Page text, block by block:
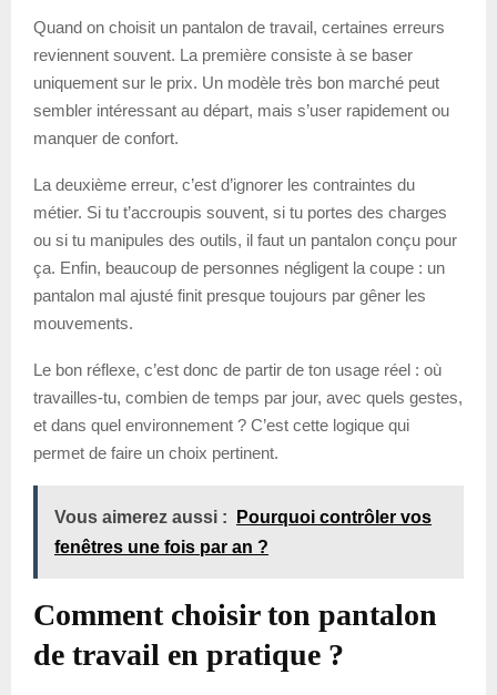
Quand on choisit un pantalon de travail, certaines erreurs
reviennent souvent. La première consiste à se baser
uniquement sur le prix. Un modèle très bon marché peut
sembler intéressant au départ, mais s’user rapidement ou
manquer de confort.
La deuxième erreur, c’est d’ignorer les contraintes du
métier. Si tu t’accroupis souvent, si tu portes des charges
ou si tu manipules des outils, il faut un pantalon conçu pour
ça. Enfin, beaucoup de personnes négligent la coupe : un
pantalon mal ajusté finit presque toujours par gêner les
mouvements.
Le bon réflexe, c’est donc de partir de ton usage réel : où
travailles-tu, combien de temps par jour, avec quels gestes,
et dans quel environnement ? C’est cette logique qui
permet de faire un choix pertinent.
Vous aimerez aussi :
Pourquoi contrôler vos
fenêtres une fois par an ?
Comment choisir ton pantalon
de travail en pratique ?